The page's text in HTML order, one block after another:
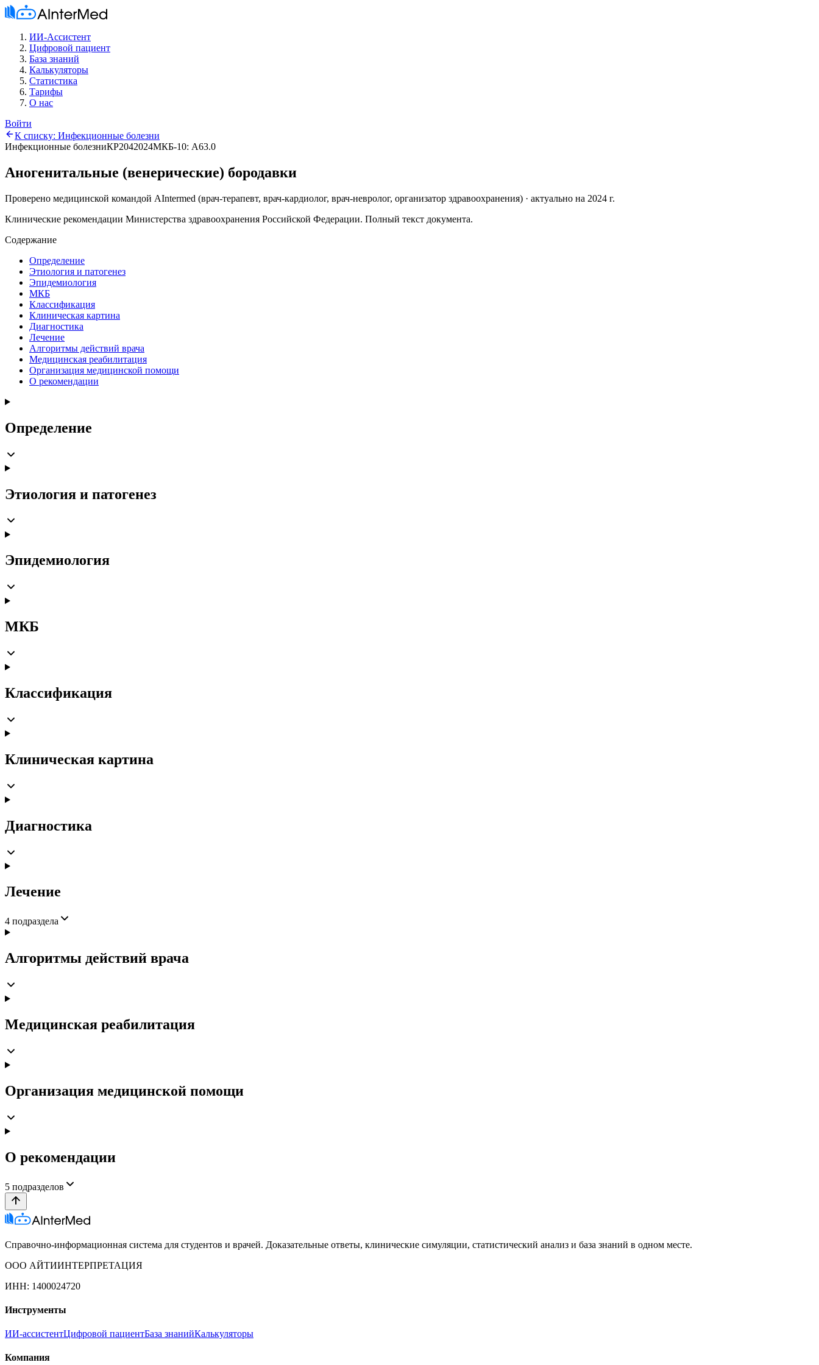
ИИ-Ассистент
Цифровой пациент
База знаний
Калькуляторы
Статистика
Тарифы
О нас
Войти
К списку: Инфекционные болезни
Инфекционные болезниКР2042024МКБ-10: A63.0
Аногенитальные (венерические) бородавки
Проверено медицинской командой AIntermed (врач-терапевт, врач-кардиолог, врач-невролог, организатор здравоохранения) · актуально на 2024 г.
Клинические рекомендации Министерства здравоохранения Российской Федерации. Полный текст документа.
Содержание
Определение
Этиология и патогенез
Эпидемиология
МКБ
Классификация
Клиническая картина
Диагностика
Лечение
Алгоритмы действий врача
Медицинская реабилитация
Организация медицинской помощи
О рекомендации
Определение
Этиология и патогенез
Эпидемиология
МКБ
Классификация
Клиническая картина
Диагностика
Лечение
4 подраздела
Алгоритмы действий врача
Медицинская реабилитация
Организация медицинской помощи
О рекомендации
5 подразделов
Справочно-информационная система для студентов и врачей. Доказательные ответы, клинические симуляции, статистический анализ и база знаний в одном месте.
ООО АЙТИИНТЕРПРЕТАЦИЯ
ИНН: 1400024720
Инструменты
ИИ-ассистентЦифровой пациентБаза знанийКалькуляторы
Компания